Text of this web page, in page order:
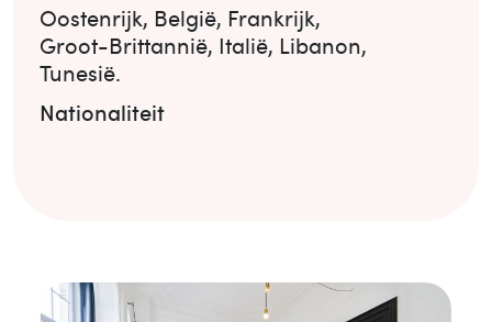
Oostenrijk, België, Frankrijk,
Groot-Brittannië, Italië, Libanon,
Tunesië.
Nationaliteit